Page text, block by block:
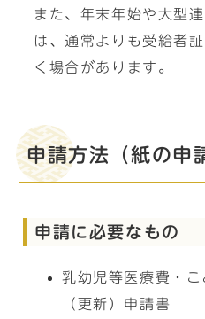
また、年末年始や大型
は、通常よりも受給者
く場合があります。
申請方法（紙の申
申請に必要なもの
乳幼児等医療費・
（更新）申請書